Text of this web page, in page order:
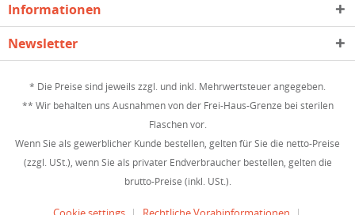
Informationen
Newsletter
* Die Preise sind jeweils zzgl. und inkl. Mehrwertsteuer angegeben.
** Wir behalten uns Ausnahmen von der Frei-Haus-Grenze bei sterilen
Flaschen vor.
Wenn Sie als gewerblicher Kunde bestellen, gelten für Sie die netto-Preise
(zzgl. USt.), wenn Sie als privater Endverbraucher bestellen, gelten die
brutto-Preise (inkl. USt.).